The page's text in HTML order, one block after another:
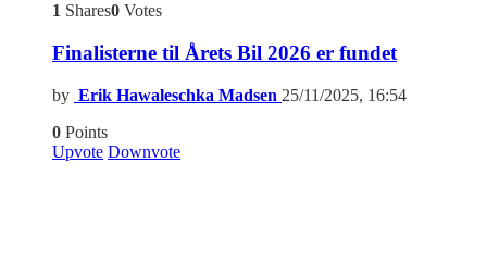
1 Shares0 Votes
Finalisterne til Årets Bil 2026 er fundet
by Erik Hawaleschka Madsen 25/11/2025, 16:54
0 Points
Upvote Downvote